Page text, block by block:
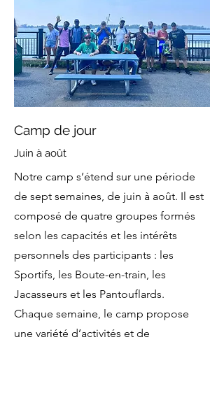
Camp de jour
Juin à août
Notre camp s’étend sur une période
de sept semaines, de juin à août. Il est
composé de quatre groupes formés
selon les capacités et les intérêts
personnels des participants : les
Sportifs, les Boute-en-train, les
Jacasseurs et les Pantouflards.
Chaque semaine, le camp propose
une variété d’activités et de